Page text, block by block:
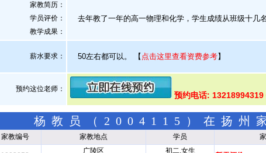
家教简历：
学员评价：
教学成果：
去年教了一年的高一物理和化学，学生成绩从班级十几
薪水要求： 50左右都可以。 【 点击这里查看资费参考】
预约这位老师：
预约电话: 13218994319
杨教员（2004115）在扬州
家教编号 家教地点 学员
广陵区
初二.女生